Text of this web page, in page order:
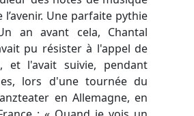
Une parfaite pythie
an avant cela, Chantal
pu résister à l'appel de
et l'avait suivie, pendant
lors d'une tournée du
en Allemagne, en